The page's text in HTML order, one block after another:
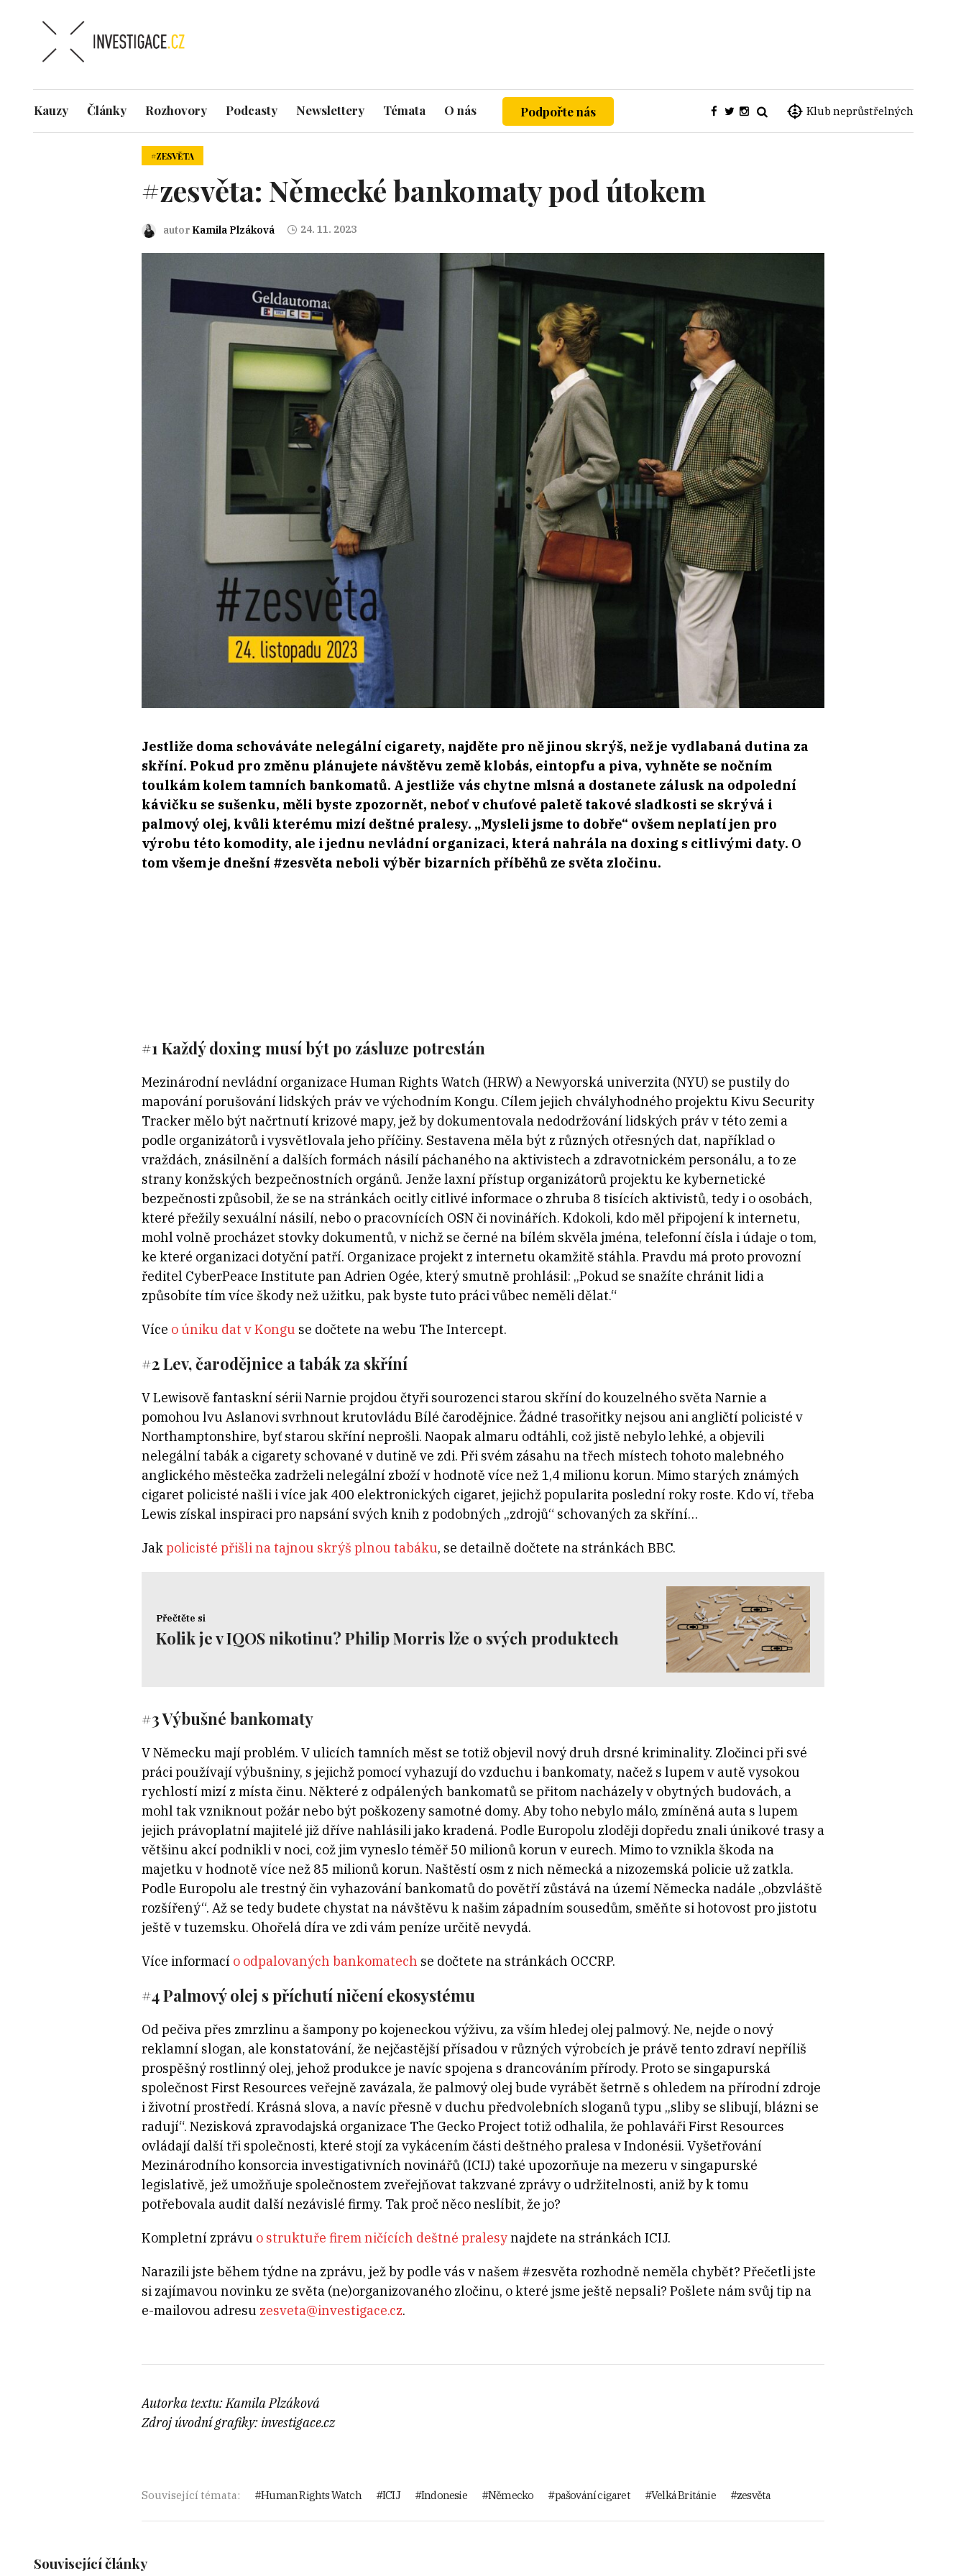
Klub neprůstřelných
Kauzy Články Rozhovory Podcasty Newslettery Témata O nás Podpořte nás
#ZESVĚTA
#zesvěta: Německé bankomaty pod útokem
autor Kamila Plzáková 24. 11. 2023
Jestliže doma schováváte nelegální cigarety, najděte pro ně jinou skrýš, než je vydlabaná dutina za
skříní. Pokud pro změnu plánujete návštěvu země klobás, eintopfu a piva, vyhněte se nočním
toulkám kolem tamních bankomatů. A jestliže vás chytne mlsná a dostanete zálusk na odpolední
kávičku se sušenku, měli byste zpozornět, neboť v chuťové paletě takové sladkosti se skrývá i
palmový olej, kvůli kterému mizí deštné pralesy. „Mysleli jsme to dobře“ ovšem neplatí jen pro
výrobu této komodity, ale i jednu nevládní organizaci, která nahrála na doxing s citlivými daty. O
tom všem je dnešní #zesvěta neboli výběr bizarních příběhů ze světa zločinu.
#1 Každý doxing musí být po zásluze potrestán
Mezinárodní nevládní organizace Human Rights Watch (HRW) a Newyorská univerzita (NYU) se pustily do
mapování porušování lidských práv ve východním Kongu. Cílem jejich chvályhodného projektu Kivu Security
Tracker mělo být načrtnutí krizové mapy, jež by dokumentovala nedodržování lidských práv v této zemi a
podle organizátorů i vysvětlovala jeho příčiny. Sestavena měla být z různých otřesných dat, například o
vraždách, znásilnění a dalších formách násilí páchaného na aktivistech a zdravotnickém personálu, a to ze
strany konžských bezpečnostních orgánů. Jenže laxní přístup organizátorů projektu ke kybernetické
bezpečnosti způsobil, že se na stránkách ocitly citlivé informace o zhruba 8 tisících aktivistů, tedy i o osobách,
které přežily sexuální násilí, nebo o pracovnících OSN či novinářích. Kdokoli, kdo měl připojení k internetu,
mohl volně procházet stovky dokumentů, v nichž se černé na bílém skvěla jména, telefonní čísla i údaje o tom,
ke které organizaci dotyční patří. Organizace projekt z internetu okamžitě stáhla. Pravdu má proto provozní
ředitel CyberPeace Institute pan Adrien Ogée, který smutně prohlásil: „Pokud se snažíte chránit lidi a
způsobíte tím více škody než užitku, pak byste tuto práci vůbec neměli dělat.“
Více o úniku dat v Kongu se dočtete na webu The Intercept.
#2 Lev, čarodějnice a tabák za skříní
V Lewisově fantaskní sérii Narnie projdou čtyři sourozenci starou skříní do kouzelného světa Narnie a
pomohou lvu Aslanovi svrhnout krutovládu Bílé čarodějnice. Žádné trasořitky nejsou ani angličtí policisté v
Northamptonshire, byť starou skříní neprošli. Naopak almaru odtáhli, což jistě nebylo lehké, a objevili
nelegální tabák a cigarety schované v dutině ve zdi. Při svém zásahu na třech místech tohoto malebného
anglického městečka zadrželi nelegální zboží v hodnotě více než 1,4 milionu korun. Mimo starých známých
cigaret policisté našli i více jak 400 elektronických cigaret, jejichž popularita poslední roky roste. Kdo ví, třeba
Lewis získal inspiraci pro napsání svých knih z podobných „zdrojů“ schovaných za skříní…
Jakpolicisté přišli na tajnou skrýš plnou tabáku, se detailně dočtete na stránkách BBC.
Přečtěte si
Kolik je v IQOS nikotinu? Philip Morris lže o svých produktech
#3 Výbušné bankomaty
V Německu mají problém. V ulicích tamních měst se totiž objevil nový druh drsné kriminality. Zločinci při své
práci používají výbušniny, s jejichž pomocí vyhazují do vzduchu i bankomaty, načež s lupem v autě vysokou
rychlostí mizí z místa činu. Některé z odpálených bankomatů se přitom nacházely v obytných budovách, a
mohl tak vzniknout požár nebo být poškozeny samotné domy. Aby toho nebylo málo, zmíněná auta s lupem
jejich právoplatní majitelé již dříve nahlásili jako kradená. Podle Europolu zloději dopředu znali únikové trasy a
většinu akcí podnikli v noci, což jim vyneslo téměř 50 milionů korun v eurech. Mimo to vznikla škoda na
majetku v hodnotě více než 85 milionů korun. Naštěstí osm z nich německá a nizozemská policie už zatkla.
Podle Europolu ale trestný čin vyhazování bankomatů do povětří zůstává na území Německa nadále „obzvláště
rozšířený“. Až se tedy budete chystat na návštěvu k našim západním sousedům, směňte si hotovost pro jistotu
ještě v tuzemsku. Ohořelá díra ve zdi vám peníze určitě nevydá.
Více informací o odpalovaných bankomatech se dočtete na stránkách OCCRP.
#4 Palmový olej s příchutí ničení ekosystému
Od pečiva přes zmrzlinu a šampony po kojeneckou výživu, za vším hledej olej palmový. Ne, nejde o nový
reklamní slogan, ale konstatování, že nejčastější přísadou v různých výrobcích je právě tento zdraví nepříliš
prospěšný rostlinný olej, jehož produkce je navíc spojena s drancováním přírody. Proto se singapurská
společnost First Resources veřejně zavázala, že palmový olej bude vyrábět šetrně s ohledem na přírodní zdroje
i životní prostředí. Krásná slova, a navíc přesně v duchu předvolebních sloganů typu „sliby se slibují, blázni se
radují“. Nezisková zpravodajská organizace The Gecko Project totiž odhalila, že pohlaváři First Resources
ovládají další tři společnosti, které stojí za vykácením části deštného pralesa v Indonésii. Vyšetřování
Mezinárodního konsorcia investigativních novinářů (ICIJ) také upozorňuje na mezeru v singapurské
legislativě, jež umožňuje společnostem zveřejňovat takzvané zprávy o udržitelnosti, aniž by k tomu
potřebovala audit další nezávislé firmy. Tak proč něco neslíbit, že jo?
Kompletní zprávu o struktuře firem ničících deštné pralesynajdete na stránkách ICIJ.
Narazili jste během týdne na zprávu, jež by podle vás v našem #zesvěta rozhodně neměla chybět? Přečetli jste
si zajímavou novinku ze světa (ne)organizovaného zločinu, okteré jsme ještě nepsali? Pošlete nám svůj tip na
e-mailovou adresu zesveta@investigace.cz.
Autorka textu: Kamila Plzáková
Zdroj úvodní grafiky: investigace.cz
Související témata: Human Rights Watch ICIJ Indonesie Německo pašování cigaret Velká Británie zesvěta
Související články